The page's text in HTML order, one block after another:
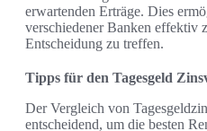
erwartenden Erträge. Dies
verschiedener Banken effektiv
Entscheidung zu treffen.
Tipps für den Tagesgeld
Der Vergleich von
entscheidend, um die besten